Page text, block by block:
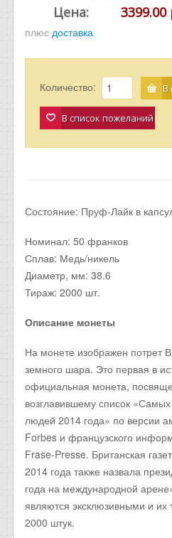
Цена: 3399.00
плюс доставка
Количество: В
В список пожеланий
Состояние: Пруф-Лайк в
Номинал: 50 франков
Сплав: Медь/никель
Диаметр, мм: 38.6
Тираж: 2000 шт.
Описание монеты
На монете изображен потрет
земного шара. Это первая в
официальная монета,
возглавившему список
людей 2014 года» по версии
Forbes и французского
Frase-Presse. Британская
2014 года также назвала
года на международной
являются эксклюзивными и их
2000 штук.